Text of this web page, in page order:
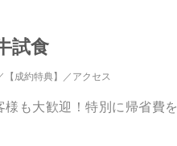
試食
【成約特典】 アクセス
も大歓迎！特別に帰省費